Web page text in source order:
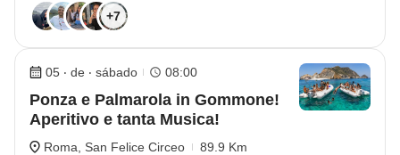
+7
05 ‧ de ‧ sábado 08:00
Ponza e Palmarola in Gommone!
Aperitivo e tanta Musica!
Roma, San Felice Circeo 89.9 Km